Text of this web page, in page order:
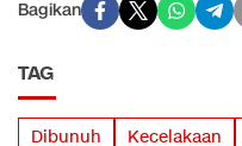
Bagikan
TAG
Dibunuh Kecelakaan